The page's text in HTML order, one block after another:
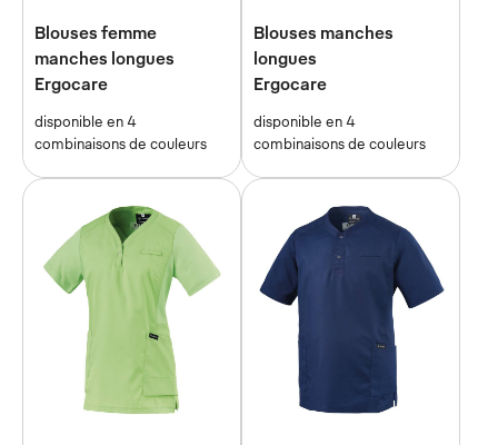
Blouses femme
manches longues
Ergocare
disponible en 4
combinaisons de couleurs
Blouses manches
longues
Ergocare
disponible en 4
combinaisons de couleurs